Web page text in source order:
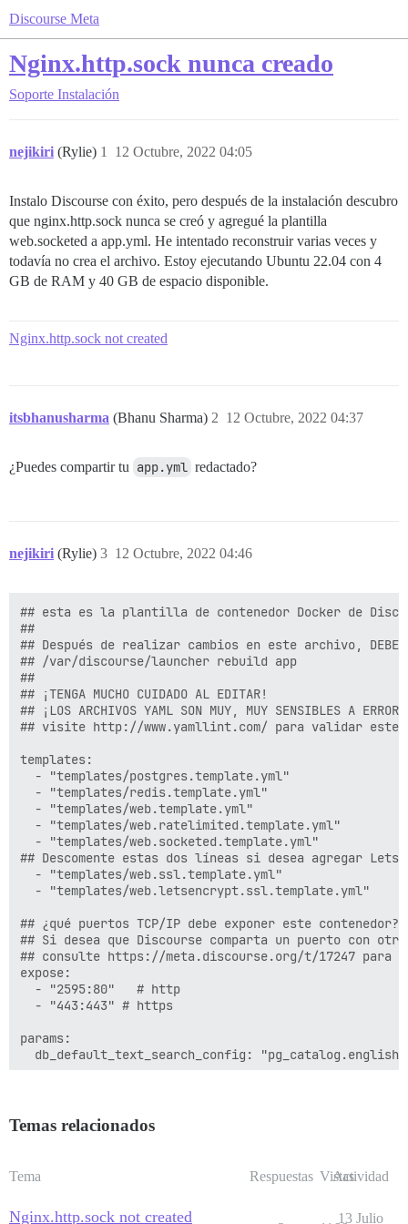
Discourse Meta
Nginx.http.sock nunca creado
Soporte Instalación
nejikiri (Rylie) 12 Octubre, 2022 04:05
1
Instalo Discourse con éxito, pero después de la instalación descubro
que nginx.http.sock nunca se creó y agregué la plantilla
web.socketed a app.yml. He intentado reconstruir varias veces y
todavía no crea el archivo. Estoy ejecutando Ubuntu 22.04 con 4
GB de RAM y 40 GB de espacio disponible.
Nginx.http.sock not created
itsbhanusharma (Bhanu Sharma) 12 Octubre, 2022 04:37
2
¿Puedes compartir tu app.yml redactado?
nejikiri (Rylie) 12 Octubre, 2022 04:46
3
## esta es la plantilla de contenedor Docker de
##
## Después de realizar cambios en este archivo,
## /var/discourse/launcher rebuild app
##
## ¡TENGA MUCHO CUIDADO AL EDITAR!
## ¡LOS ARCHIVOS YAML SON MUY, MUY SENSIBLES A
## visite http://www.yamllint.com/ para validar este
templates:
  - "templates/postgres.template.yml"
  - "templates/redis.template.yml"
  - "templates/web.template.yml"
  - "templates/web.ratelimited.template.yml"
  - "templates/web.socketed.template.yml"
## Descomente estas dos líneas si desea agregar
  - "templates/web.ssl.template.yml"
  - "templates/web.letsencrypt.ssl.template.yml"
## ¿qué puertos TCP/IP debe exponer este contenedor?
## Si desea que Discourse comparta un puerto con
## consulte https://meta.discourse.org/t/17247 para
expose:
  - "2595:80"   # http
  - "443:443" # https
params:
  db_default_text_search_config: "pg_catalog.english"
  #db_shared_buffers: "256MB"
  #version: tests-passed
Temas relacionados
Tema Respuestas Vistas
Actividad
Nginx.http.sock not created
13 Julio